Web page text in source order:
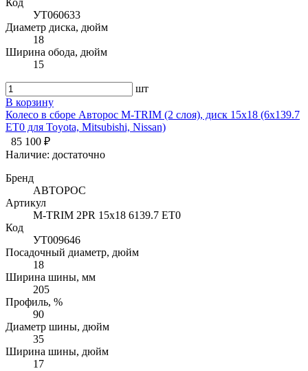
Код
УТ060633
Диаметр диска, дюйм
18
Ширина обода, дюйм
15
шт
В корзину
Колесо в сборе Авторос M-TRIM (2 слоя), диск 15х18 (6х139.7
ET0 для Toyota, Mitsubishi, Nissan)
85 100 ₽
Наличие: достаточно
Бренд
АВТОРОС
Артикул
M-TRIM 2PR 15х18 6139.7 ET0
Код
УТ009646
Посадочный диаметр, дюйм
18
Ширина шины, мм
205
Профиль, %
90
Диаметр шины, дюйм
35
Ширина шины, дюйм
17